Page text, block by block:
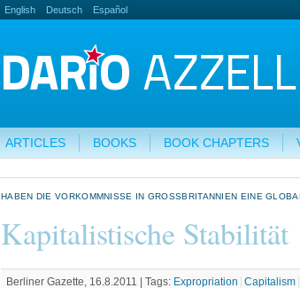
English Deutsch Español
ARTICLES BOOKS BOOK CHAPTERS
HABEN DIE VORKOMMNISSE IN GROSSBRITANNIEN EINE
Kapitalistische Stabilität
Berliner Gazette, 16.8.2011 | Tags: Expropriation Capitalism